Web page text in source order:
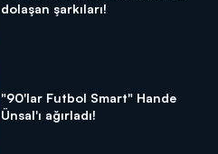
dolaşan şarkıları!
"90'lar Futbol Smart" Hande
Ünsal'ı ağırladı!